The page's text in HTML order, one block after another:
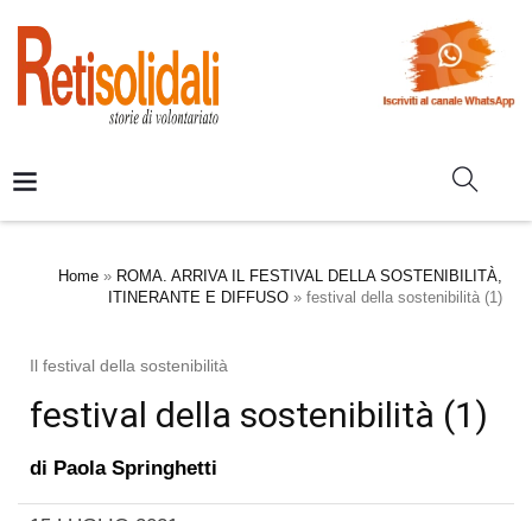
Home » ROMA. ARRIVA IL FESTIVAL DELLA SOSTENIBILITÀ,
ITINERANTE E DIFFUSO » festival della sostenibilità (1)
Il festival della sostenibilità
festival della sostenibilità (1)
di Paola Springhetti